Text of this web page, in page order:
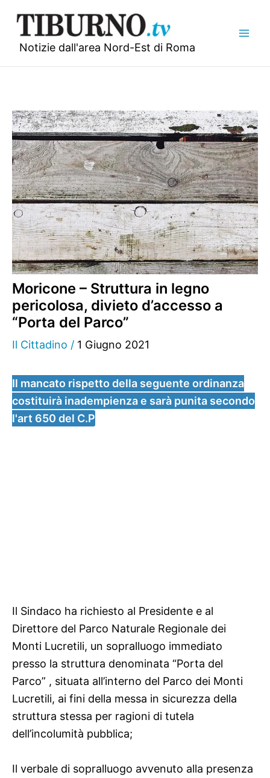
contenuto
Notizie dall'area Nord-Est di Roma
Moricone – Struttura in legno
pericolosa, divieto d’accesso a
“Porta del Parco”
Il Cittadino / 1 Giugno 2021
Il mancato rispetto della seguente ordinanza
costituirà inadempienza e sarà punita secondo
l'art 650 del C.P
Il Sindaco ha richiesto al Presidente e al
Direttore del Parco Naturale Regionale dei
Monti Lucretili, un sopralluogo immediato
presso la struttura denominata “Porta del
Parco” , situata all’interno del Parco dei Monti
Lucretili, ai fini della messa in sicurezza della
struttura stessa per ragioni di tutela
dell’incolumità pubblica;
Il verbale di sopralluogo avvenuto alla presenza